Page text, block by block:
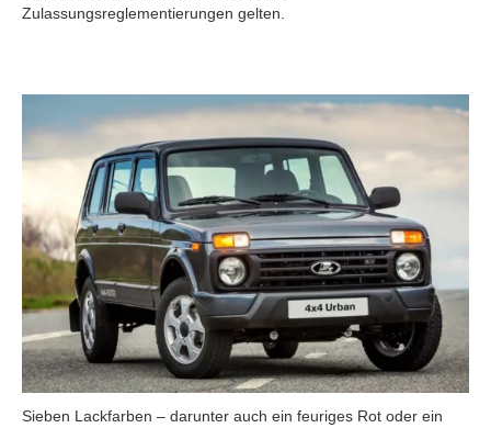
Zulassungsreglementierungen gelten.
Sieben Lackfarben – darunter auch ein feuriges Rot oder ein